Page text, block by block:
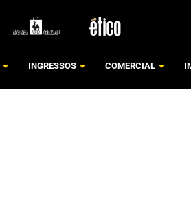
INGRESSOS COMERCIAL